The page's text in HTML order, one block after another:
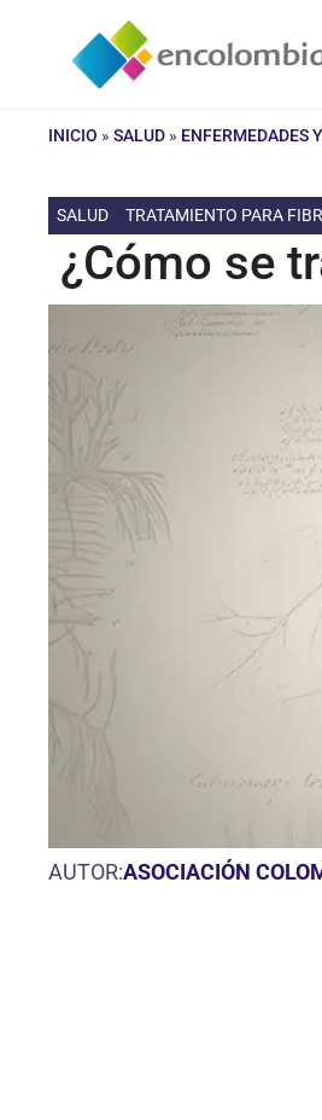
contenido
INICIO » SALUD » ENFERMEDADES
SALUD TRATAMIENTO PARA
¿Cómo se
AUTOR:ASOCIACIÓN